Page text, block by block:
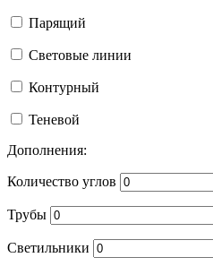
Парящий
Световые линии
Контурный
Теневой
Дополнения:
Количество углов
Трубы
Светильники